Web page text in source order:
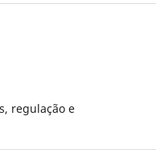
regulação e